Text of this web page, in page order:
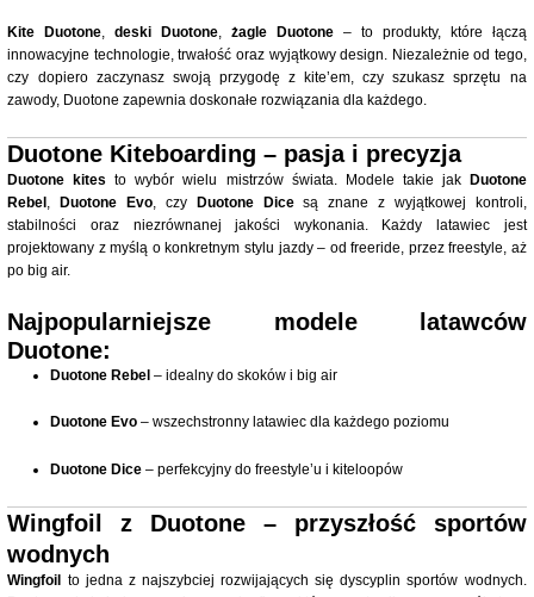
Kite Duotone,deski Duotone,żagle Duotone – to produkty, które łączą
innowacyjne technologie, trwałość oraz wyjątkowy design. Niezależnie od tego,
czy dopiero zaczynasz swoją przygodę z kite’em, czy szukasz sprzętu na
zawody, Duotone zapewnia doskonałe rozwiązania dla każdego.
Duotone Kiteboarding – pasja i precyzja
Duotone kites to wybór wielu mistrzów świata. Modele takie jak Duotone
Rebel,Duotone Evo, czy Duotone Dicesą znane z wyjątkowej kontroli,
stabilności oraz niezrównanej jakości wykonania. Każdy latawiec jest
projektowany z myślą o konkretnym stylu jazdy – od freeride, przez freestyle, aż
po big air.
Najpopularniejsze modele latawców
Duotone:
Duotone Rebel– idealny do skoków i big air
Duotone Evo– wszechstronny latawiec dla każdego poziomu
Duotone Dice– perfekcyjny do freestyle’u i kiteloopów
Wingfoil z Duotone – przyszłość sportów
wodnych
Wingfoil to jedna z najszybciej rozwijających się dyscyplin sportów wodnych.